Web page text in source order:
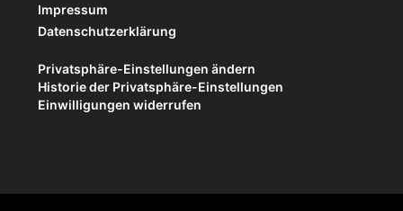
Impressum
Datenschutzerklärung
Privatsphäre-Einstellungen ändern
Historie der Privatsphäre-Einstellungen
Einwilligungen widerrufen